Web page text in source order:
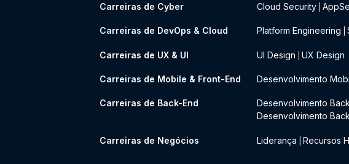
Carreiras de Cyber Cloud Security
Carreiras de DevOps & Cloud Platform Engineering
Carreiras de UX & UI UI Design UX Design
Carreiras de Mobile & Front-End Desenvolvimento
Carreiras de Back-End Desenvolvimento
Desenvolvimento
Carreiras de Negócios Liderança Recursos